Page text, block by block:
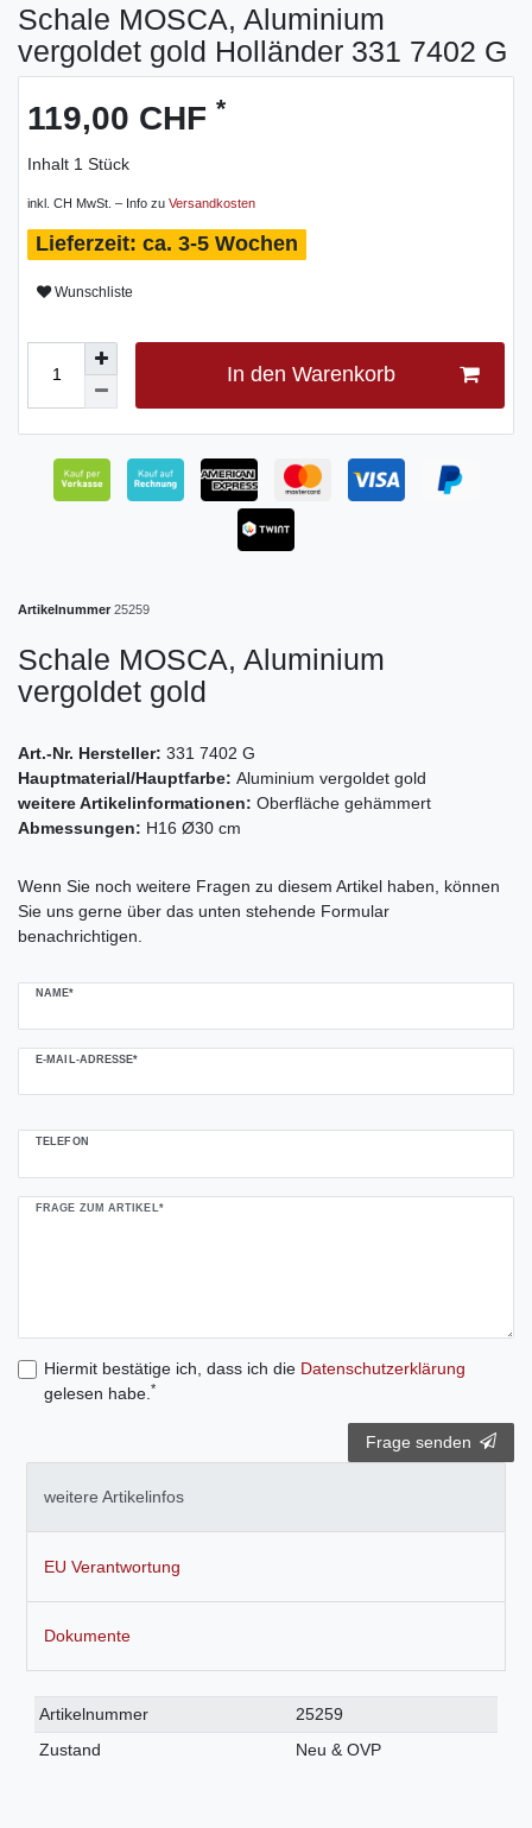
Schale MOSCA, Aluminium
vergoldet gold Holländer 331 7402 G
119,00 CHF *
Inhalt 1 Stück
inkl. CH MwSt. – Info zu Versandkosten
ca. 3-5 Wochen
Wunschliste
In den Warenkorb
Artikelnummer 25259
Schale MOSCA, Aluminium
vergoldet gold
Art.-Nr. Hersteller: 331 7402 G
Hauptmaterial/Hauptfarbe: Aluminium vergoldet gold
weitere Artikelinformationen: Oberfläche gehämmert
Abmessungen: H16 Ø30 cm
Wenn Sie noch weitere Fragen zu diesem Artikel haben, können
Sie uns gerne über das unten stehende Formular
benachrichtigen.
NAME*
E-MAIL-ADRESSE*
TELEFON
FRAGE ZUM ARTIKEL*
Hiermit bestätige ich, dass ich die Daten­schutz­erklärung
gelesen habe. *
Frage senden
weitere Artikelinfos
EU Verantwortung
Dokumente
Technisches
Merkmal
Wert
Artikelnummer
25259
Zustand
Neu & OVP